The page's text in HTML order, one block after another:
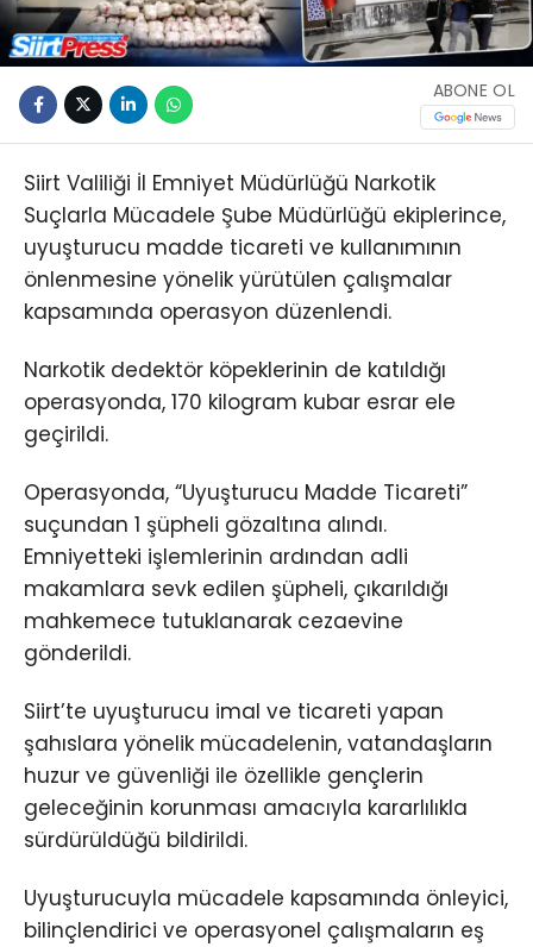
ABONE OL
Siirt Valiliği İl Emniyet Müdürlüğü Narkotik
Suçlarla Mücadele Şube Müdürlüğü ekiplerince,
uyuşturucu madde ticareti ve kullanımının
önlenmesine yönelik yürütülen çalışmalar
kapsamında operasyon düzenlendi.
Narkotik dedektör köpeklerinin de katıldığı
operasyonda, 170 kilogram kubar esrar ele
geçirildi.
Operasyonda, “Uyuşturucu Madde Ticareti”
suçundan 1 şüpheli gözaltına alındı.
Emniyetteki işlemlerinin ardından adli
makamlara sevk edilen şüpheli, çıkarıldığı
mahkemece tutuklanarak cezaevine
gönderildi.
Siirt’te uyuşturucu imal ve ticareti yapan
şahıslara yönelik mücadelenin, vatandaşların
huzur ve güvenliği ile özellikle gençlerin
geleceğinin korunması amacıyla kararlılıkla
sürdürüldüğü bildirildi.
Uyuşturucuyla mücadele kapsamında önleyici,
bilinçlendirici ve operasyonel çalışmaların eş